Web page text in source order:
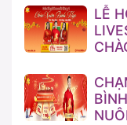
LỄ